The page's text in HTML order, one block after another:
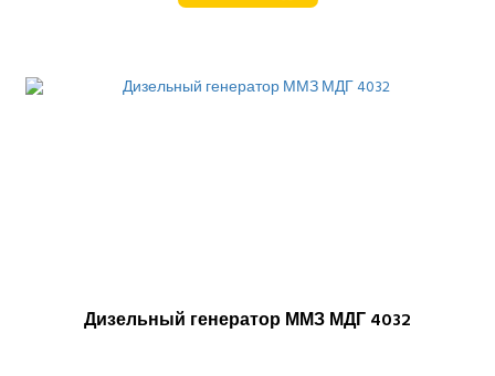
Дизельный генератор ММЗ МДГ 4032